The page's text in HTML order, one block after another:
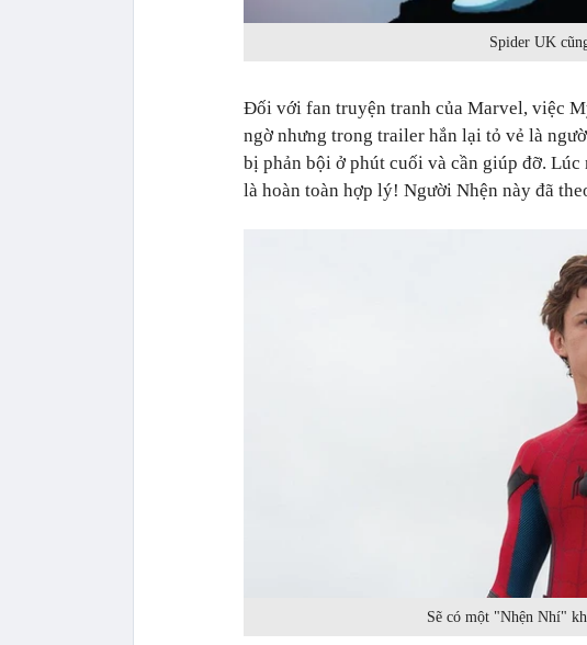
Spider UK
Đối với fan truyện tranh của Marvel, việc
ngờ nhưng trong trailer hắn lại tỏ vẻ là
bị phản bội ở phút cuối và cần giúp đỡ.
là hoàn toàn hợp lý! Người Nhện này đã
Sẽ có một "Nhện Nhí"